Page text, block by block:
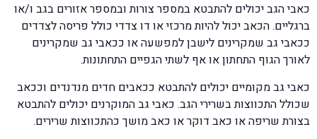
כאבי הגב יכולים להתבטא במספר צורות ובמספר אזורים בגב ו/או
ברגליים. הכאב יכול להיות מרכזי או דו צדדי כולל פריסה לצדדים
ככאבי גב שמקרינים לישבן למפשעה או ככאבי גב שמקרינים
לאורך הגוף התחתון או אף לשתי הגפיים התחתונות.
כאבי גב מקומיים יכולים להתבטא ככאבים חדים מנדנדים וככאב
שכולל התכווצות בשרירי הגב. כאבי גב המוקרנים יכולים להתבטא
בצורת שריפה או כאב דוקר או כאב מושך כהתכווצות שרירים.